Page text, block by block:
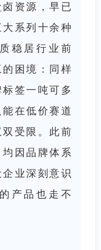
资源，早已
系列十余种
稳居行业前
困境：同样
签一吨可多
在低价赛道
受限。此前
因品牌体系
业深刻意识
产品也走不